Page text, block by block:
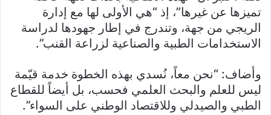
تميزها عن غيرها”، إذ “هي الأولى لها مع إدارة
الريجي من جهة، وتندرج في إطار جهودها لدراسة
الاستخدامات الطبية والصناعية لزراعة القنب”.
وأضاف: “نحن معاً، نُسدي بهذه الخطوة خدمة قيّمة
ليس للعلم والبحث العلمي فحسب، بل أيضاً للقطاع
الطبي والصيدلي وللاقتصاد الوطني على السواء”.